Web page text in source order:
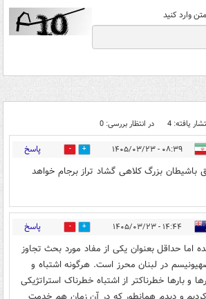
وارد کنید
یافته: 4 در انتظار بررسی: 0
۰۸:۳۹ - ۱۴۰۵/۰۳/۲۳ 0 پاسخ
باشیطان بزرگ کلاهی گشاد تراز برجام خواهد
۱۴:۴۴ - ۱۴۰۵/۰۳/۲۳ 0 پاسخ
اما حداقل بعنوان يکی از مفاد مورد بحث تجاوز
در لبنان محرز است. هرگونه اشتباه و
و بارها خطرناکتر از اشتباه خطرناک استراتژيکی